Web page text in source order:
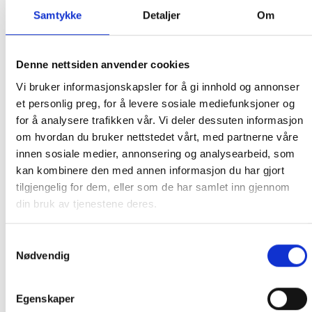
Samtykke Detaljer Om
Denne nettsiden anvender cookies
Vi bruker informasjonskapsler for å gi innhold og annonser
et personlig preg, for å levere sosiale mediefunksjoner og
for å analysere trafikken vår. Vi deler dessuten informasjon
om hvordan du bruker nettstedet vårt, med partnerne våre
innen sosiale medier, annonsering og analysearbeid, som
kan kombinere den med annen informasjon du har gjort
tilgjengelig for dem, eller som de har samlet inn gjennom
din bruk av tjenestene deres.
Nødvendig
Egenskaper
FRAKT PÅ ORDRE 0-1499 kroner:
Pakke til hentested. Velg enten Postnord eller Bring i
på pakken.
Produkter som kan knuses eller skades via. transport sendes ikke.
Kjølevarer sendes heller ikke.
Levering på nærmeste post i butikk.
Maksmål: 35 kg / 120 x 60 x 60 cm
Med Sporing
Har du ikke fått noen alternativ på frakt på din pakke så er
pakken enten for tung, eller varen har fått frakten fjernet pga.
mulig for skade under transport.